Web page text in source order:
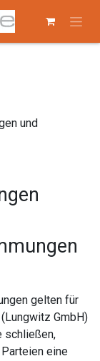
und
gelten für
GmbH)
schließen,
eine